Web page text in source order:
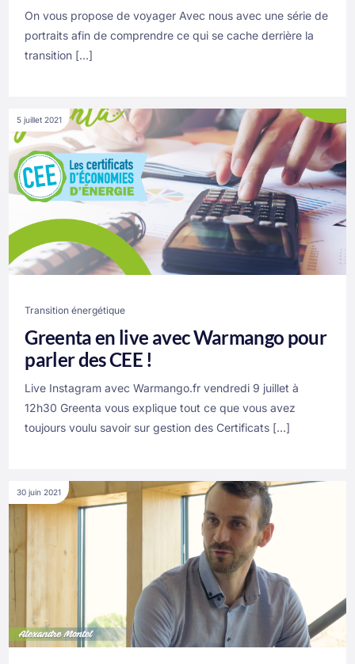
On vous propose de voyager Avec nous avec une série de
portraits afin de comprendre ce qui se cache derrière la
transition […]
5 juillet 2021
Transition énergétique
Greenta en live avec Warmango pour
parler des CEE !
Live Instagram avec Warmango.fr vendredi 9 juillet à
12h30 Greenta vous explique tout ce que vous avez
toujours voulu savoir sur gestion des Certificats […]
30 juin 2021